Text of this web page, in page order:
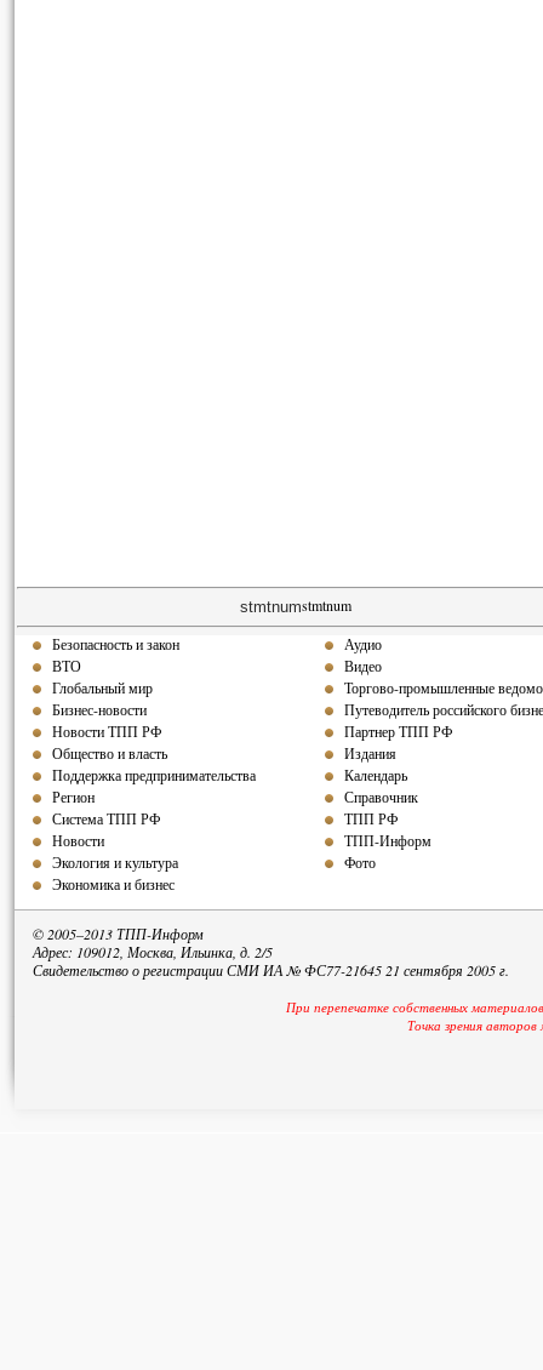
stmtnumstmtnum
Безопасность и закон
ВТО
Глобальный мир
Бизнес-новости
Новости ТПП РФ
Общество и власть
Поддержка предпринимательства
Регион
Система ТПП РФ
Новости
Экология и культура
Экономика и бизнес
Аудио
Видео
Торгово-промышленные
Путеводитель российского
Партнер ТПП РФ
Издания
Календарь
Справочник
ТПП РФ
ТПП-Информ
Фото
© 2005–2013 ТПП-Информ
Адрес: 109012, Москва, Ильинка, д. 2/5
Свидетельство о регистрации СМИ ИА № ФС77-21645 21 сентября 2005 г.
При перепечатке собственных
Точка зрения